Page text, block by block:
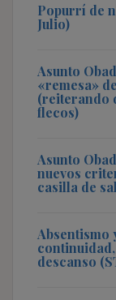
Popurrí de
Julio)
Asunto
«remesa»
(reiterando
flecos)
Asunto
nuevos
casilla de
Absentismo
descanso